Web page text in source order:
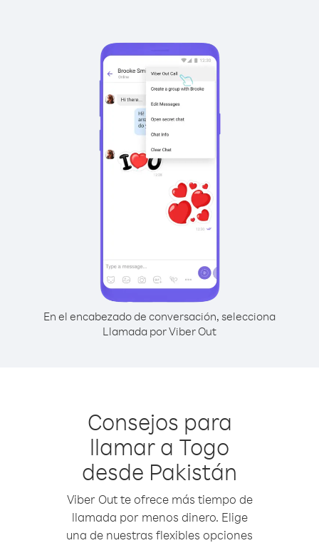
En el encabezado de conversación, selecciona
Llamada por Viber Out
Consejos para
llamar a Togo
desde Pakistán
Viber Out te ofrece más tiempo de
llamada por menos dinero. Elige
una de nuestras flexibles opciones